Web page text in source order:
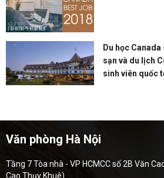
Du học
sạn và du lịch
sinh viên quốc
Văn phòng Hà Nội
Tầng 7 Tòa nhà - VP HCMCC số 2B Văn
Cao Thụy Khuê)